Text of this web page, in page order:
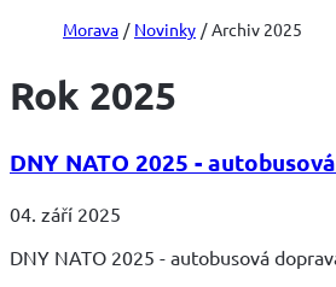
Morava Novinky Archiv 2025
Rok 2025
DNY NATO 2025 -
04. září 2025
DNY NATO 2025 - autobusová